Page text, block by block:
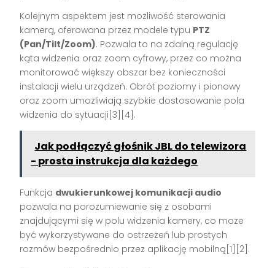
Kolejnym aspektem jest możliwość sterowania
kamerą, oferowana przez modele typu PTZ
(Pan/Tilt/Zoom). Pozwala to na zdalną regulację
kąta widzenia oraz zoom cyfrowy, przez co można
monitorować większy obszar bez konieczności
instalacji wielu urządzeń. Obrót poziomy i pionowy
oraz zoom umożliwiają szybkie dostosowanie pola
widzenia do sytuacji[3][4].
Jak podłączyć głośnik JBL do telewizora
- prosta instrukcja dla każdego
Funkcja dwukierunkowej komunikacji audio
pozwala na porozumiewanie się z osobami
znajdującymi się w polu widzenia kamery, co może
być wykorzystywane do ostrzeżeń lub prostych
rozmów bezpośrednio przez aplikację mobilną[1][2].